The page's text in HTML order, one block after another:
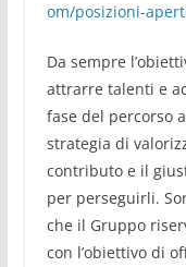
om/posizioni-
Da sempre
attrarre talenti e
fase del percorso
strategia di
contributo e il
per perseguirli.
che il Gruppo
con l’obiettivo di